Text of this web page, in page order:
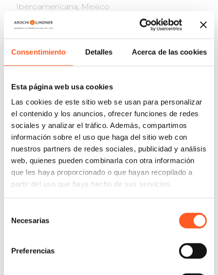
Consentimiento Detalles Acerca de las cookies
Esta página web usa cookies
Las cookies de este sitio web se usan para personalizar
el contenido y los anuncios, ofrecer funciones de redes
sociales y analizar el tráfico. Además, compartimos
información sobre el uso que haga del sitio web con
nuestros partners de redes sociales, publicidad y análisis
web, quienes pueden combinarla con otra información
que les haya proporcionado o que hayan recopilado a
partir del uso que haya hecho de sus servicios.
Necesarias
Preferencias
Iberoamericana, Mexico
IDIOMAS
Lucrecia Arámburu se incorporó como asociada del
departamento de Marcas de la oficina de Arochi &
Lindner México en 2015. Posee más de 10 años de
experiencia en la práctica de propiedad intelectual,
específicamente en materia marcas, nombres
comerciales, signos distintivos, licencias, franquicias,
cesiones, marcas notorias y famosas, entre otros.
protección de marcas, así como la redacción de
tramitación de solicitudes de marcas nacionales e
internacionales en México; gestión de portafolios y la